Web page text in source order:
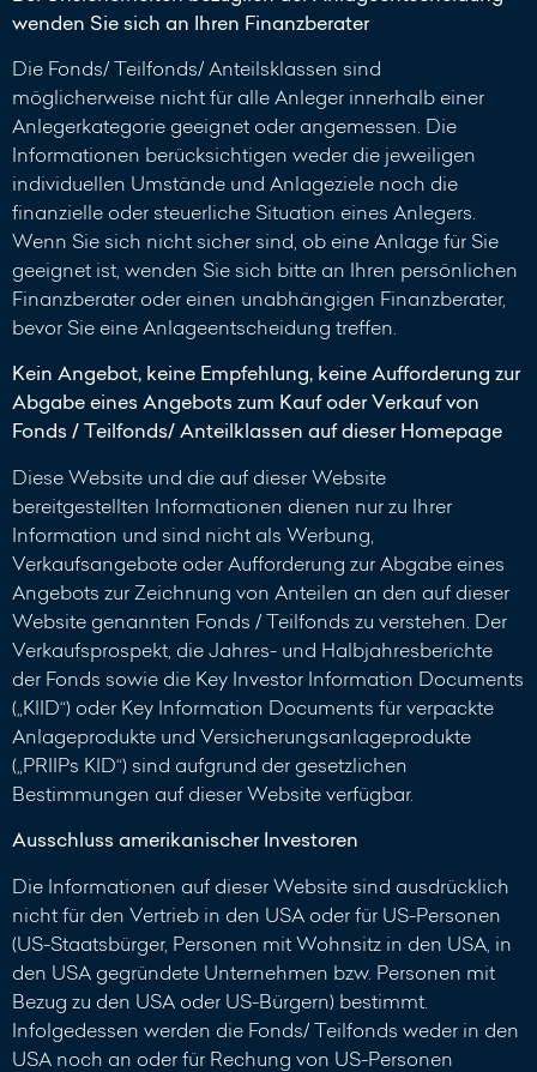
wenden Sie sich an Ihren Finanzberater
Die Fonds/ Teilfonds/ Anteilsklassen sind
möglicherweise nicht für alle Anleger innerhalb einer
Anlegerkategorie geeignet oder angemessen. Die
Informationen berücksichtigen weder die jeweiligen
individuellen Umstände und Anlageziele noch die
finanzielle oder steuerliche Situation eines Anlegers.
Wenn Sie sich nicht sicher sind, ob eine Anlage für Sie
geeignet ist, wenden Sie sich bitte an Ihren persönlichen
Finanzberater oder einen unabhängigen Finanzberater,
bevor Sie eine Anlageentscheidung treffen.
Kein Angebot, keine Empfehlung, keine Aufforderung zur
Abgabe eines Angebots zum Kauf oder Verkauf von
Fonds / Teilfonds/ Anteilklassen auf dieser Homepage
Diese Website und die auf dieser Website
bereitgestellten Informationen dienen nur zu Ihrer
Information und sind nicht als Werbung,
Verkaufsangebote oder Aufforderung zur Abgabe eines
Angebots zur Zeichnung von Anteilen an den auf dieser
Website genannten Fonds / Teilfonds zu verstehen. Der
Verkaufsprospekt, die Jahres- und Halbjahresberichte
der Fonds sowie die Key Investor Information Documents
(„KIID“) oder Key Information Documents für verpackte
Anlageprodukte und Versicherungsanlageprodukte
(„PRIIPs KID“) sind aufgrund der gesetzlichen
Bestimmungen auf dieser Website verfügbar.
Ausschluss amerikanischer Investoren
Die Informationen auf dieser Website sind ausdrücklich
nicht für den Vertrieb in den USA oder für US-Personen
(US-Staatsbürger, Personen mit Wohnsitz in den USA, in
den USA gegründete Unternehmen bzw. Personen mit
Bezug zu den USA oder US-Bürgern) bestimmt.
Infolgedessen werden die Fonds/ Teilfonds weder in den
USA noch an oder für Rechung von US-Personen